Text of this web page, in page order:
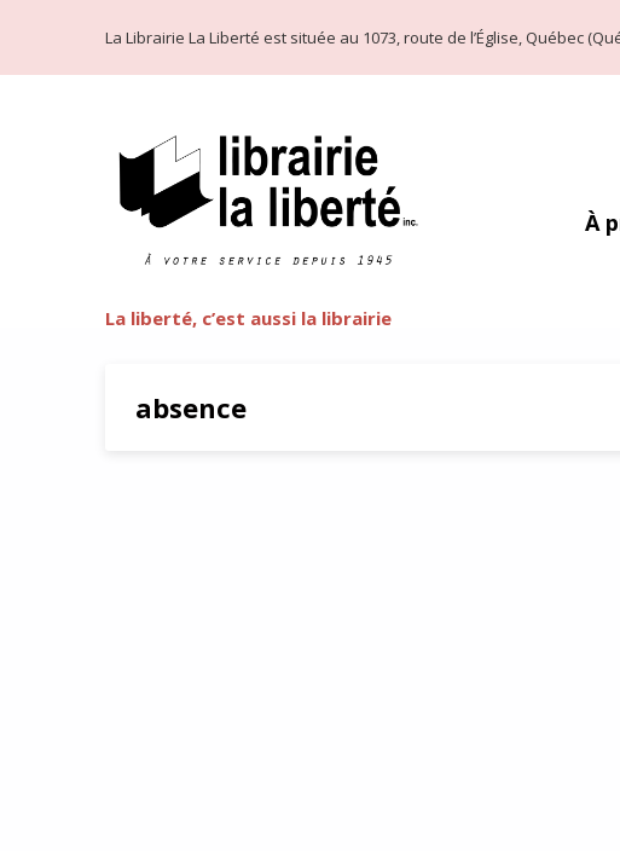
La Librairie La Liberté est située au 1073, route de l’Église, Québec
La liberté, c’est aussi la librairie
À
absence